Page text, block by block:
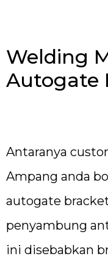
Welding
Autogate
Antaranya
Ampang anda
autogate
penyambung
ini disebabkan